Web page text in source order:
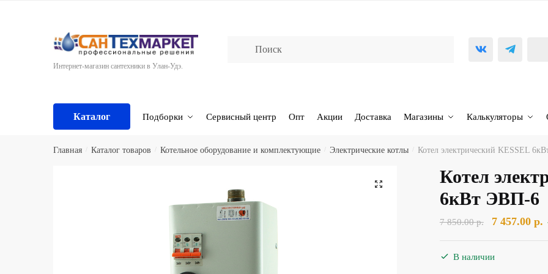
Интернет-магазин сантехники в Улан-Удэ.
Каталог Подборки Сервисный центр Опт Акции Доставка Магазины Калькуляторы
Главная Каталог товаров Котельное оборудование и комплектующие Электрические котлы Котел электрический KESSEL
🔍
Котел
6кВт ЭВП-6
7 850.00р.
составляла
7 457.00 р.
В наличии